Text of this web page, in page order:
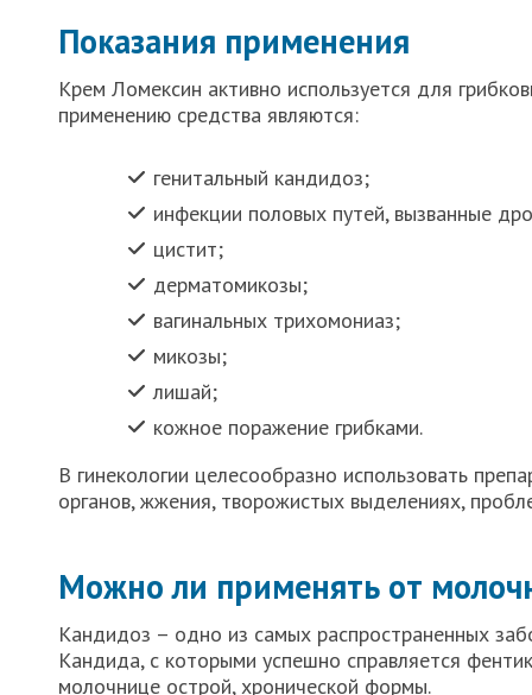
Показания применения
Крем Ломексин активно используется для
применению средства являются:
генитальный кандидоз;
инфекции половых путей, вызванные
цистит;
дерматомикозы;
вагинальных трихомониаз;
микозы;
лишай;
кожное поражение грибками.
В гинекологии целесообразно использовать
органов, жжения, творожистых выделениях,
Можно ли применять от
Кандидоз – одно из самых распространенных
Кандида, с которыми успешно справляется
молочнице острой, хронической формы.